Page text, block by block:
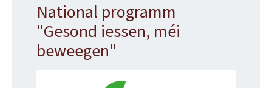
National programm
"Gesond iessen, méi
beweegen"